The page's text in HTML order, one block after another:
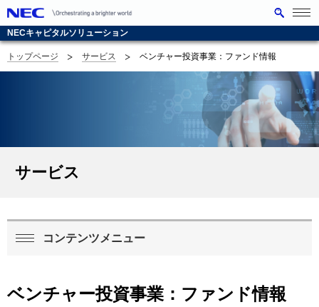
NECキャピタルソリューション
メニ
ュー
く
G
b
N
サ
内
の
在
トップページ サービス ベンチャー投資事業：ファンド情報
サービス
ロ
カ
コンテンツメニュー
ベンチャー投資事業：ファンド情報